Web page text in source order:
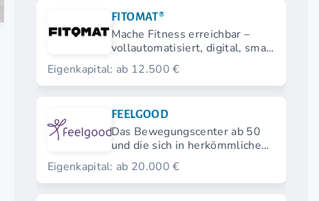
FITOMAT®
Mache Fitness erreichbar –
vollautomatisiert, digital, smart
und nahezu personallos.
Eigenkapital: ab 12.500 €
FEELGOOD
Das Bewegungscenter ab 50
und die sich in herkömmlichen
Fitnessstudios nicht
wohlfühlen.
Eigenkapital: ab 20.000 €